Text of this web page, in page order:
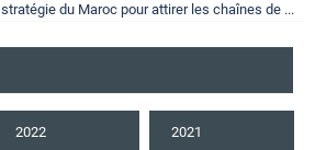
du Maroc pour attirer les chaînes de ...
2022 2021